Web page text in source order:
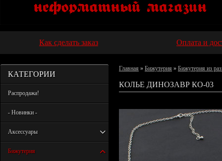
Как сделать заказ Оплата и
КАТЕГОРИИ
Распродажа!
- Новинки -
Аксессуары
Бижутерия
Главная » Бижутерия » Бижутерия из
КОЛЬЕ ДИНОЗАВР КО-03